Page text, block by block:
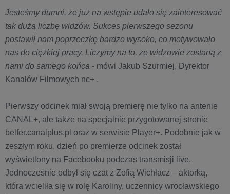
Jesteśmy dumni, że już na wstępie udało się zainteresować
tak dużą liczbę widzów. Sukces pierwszego sezonu
postawił nam poprzeczkę bardzo wysoko, co motywowało
nas do ciężkiej pracy. Liczymy na to, że widzowie zostaną z
nami do samego końca - mówi Jakub Szurmiej, Dyrektor
Kanałów Filmowych nc+ .
Pierwszy odcinek miał swoją premierę nie tylko na antenie
CANAL+, ale także na specjalnie przygotowanej stronie
belfer.canalplus.pl oraz w serwisie Player+. Podobnie jak w
zeszłym roku, dzień po premierze odcinek został
wyświetlony na Facebooku podczas transmisji live.
Jednocześnie odbył się czat z Zofią Wichłacz – aktorką,
która wcieliła się w rolę Karoliny, uczennicy wrocławskiego